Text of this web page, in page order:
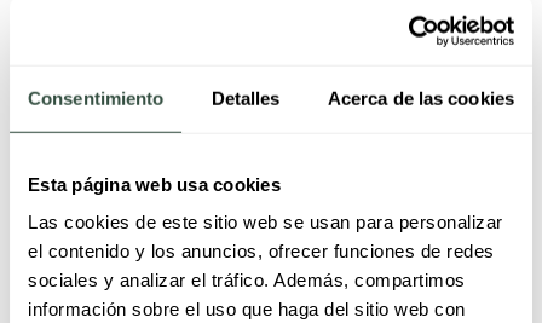
Consentimiento Detalles Acerca de las cookies
Esta página web usa cookies
Las cookies de este sitio web se usan para personalizar
el contenido y los anuncios, ofrecer funciones de redes
sociales y analizar el tráfico. Además, compartimos
información sobre el uso que haga del sitio web con
Diagnosticar Fallas Eléctricas en
Deja una respuesta
Tu dirección de correo electrónico no será publicada.
Los campos obligatorios están marcados con *